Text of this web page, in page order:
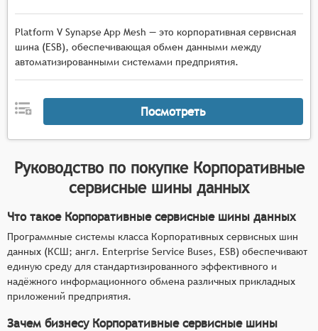
Platform V Synapse App Mesh — это корпоративная сервисная
шина (ESB), обеспечивающая обмен данными между
автоматизированными системами предприятия.
Посмотреть
Руководство по покупке Корпоративные
сервисные шины данных
Что такое Корпоративные сервисные шины данных
Программные системы класса Корпоративных сервисных шин
данных (КСШ; англ. Enterprise Service Buses, ESB) обеспечивают
единую среду для стандартизированного эффективного и
надёжного информационного обмена различных прикладных
приложений предприятия.
Зачем бизнесу Корпоративные сервисные шины